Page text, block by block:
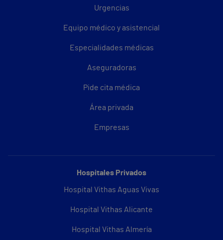
Urgencias
Equipo médico y asistencial
Especialidades médicas
Aseguradoras
Pide cita médica
Área privada
Empresas
Hospitales Privados
Hospital Vithas Aguas Vivas
Hospital Vithas Alicante
Hospital Vithas Almería